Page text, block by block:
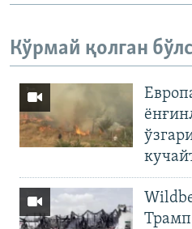
Кўрмай қолган
Трамп